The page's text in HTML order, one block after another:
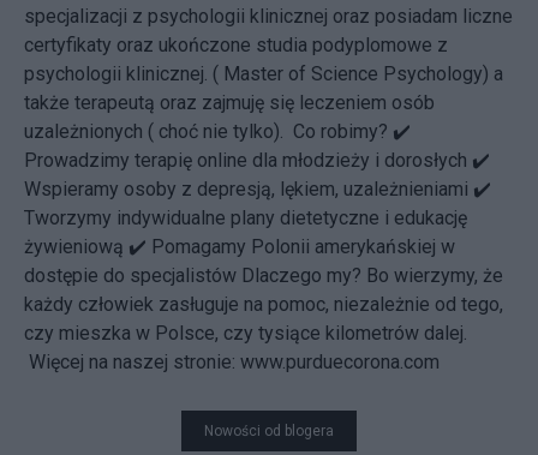
specjalizacji z psychologii klinicznej oraz posiadam liczne
certyfikaty oraz ukończone studia podyplomowe z
psychologii klinicznej. ( Master of Science Psychology) a
także terapeutą oraz zajmuję się leczeniem osób
uzależnionych ( choć nie tylko). Co robimy? ✔️
Prowadzimy terapię online dla młodzieży i dorosłych ✔️
Wspieramy osoby z depresją, lękiem, uzależnieniami ✔️
Tworzymy indywidualne plany dietetyczne i edukację
żywieniową ✔️ Pomagamy Polonii amerykańskiej w
dostępie do specjalistów Dlaczego my? Bo wierzymy, że
każdy człowiek zasługuje na pomoc, niezależnie od tego,
czy mieszka w Polsce, czy tysiące kilometrów dalej.
Więcej na naszej stronie: www.purduecorona.com
Nowości od blogera